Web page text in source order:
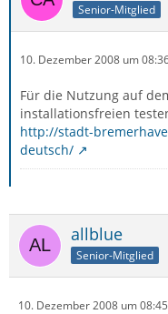
Senior-Mitglied
10. Dezember 2008 um
Für die Nutzung auf
installationsfreien
http://stadt-
deutsch/
allblue
Senior-Mitglied
10. Dezember 2008 um 08:45